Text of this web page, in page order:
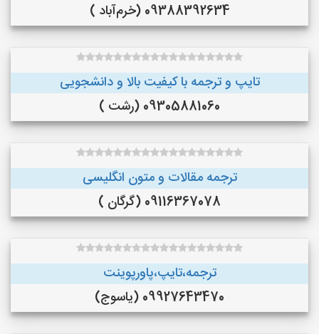
09388392634 (خرم‌آباد )
تایپ و ترجمه با کیفیت بالا و دانشجویی
09305881060 (رشت )
ترجمه مقالات و متون انگلیسی
09116367078 (گرگان )
ترجمه،تایپ،پاورپوینت
09927643470 (یاسوج)